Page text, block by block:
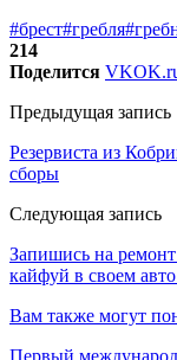
#брест#гребля
214
Поделится VK
Предыдущая запись
Резервиста из
сборы
Следующая запись
Запишись на
кайфуй в своем
Вам также могут
Первый